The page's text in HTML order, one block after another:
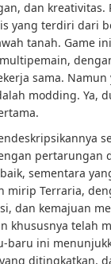
dan kreativitas.
yang terdiri dari
tanah. Game
sama.
modding. Ya,
pertarungan
sementara
mirip Terraria,
dan kemajuan
khususnya telah
baru ini
ditingkatkan,